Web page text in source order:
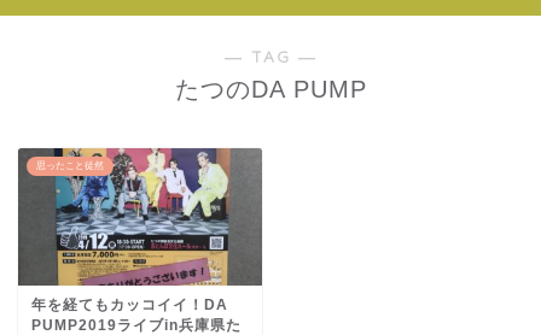
― TAG ―
たつのDA PUMP
思ったこと徒然
年を経てもカッコイイ！DA
PUMP2019ライブin兵庫県た